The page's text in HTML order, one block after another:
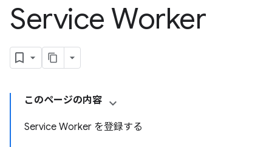
Service Worker
このページの内容
Service Worker を登録する